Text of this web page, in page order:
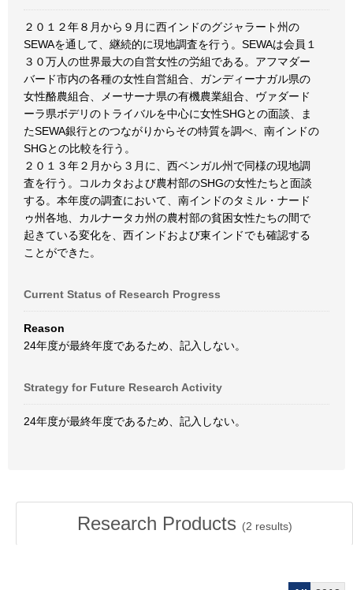
２０１２年８月から９月に西インドのグジャラート州の
SEWAを通して、継続的に現地調査を行う。SEWAは会員１
３０万人の世界最大の自営女性の労組である。アフマダー
バード市内の各種の女性自営組合、ガンディーナガル県の
女性酪農組合、メーサーナ県の有機農業組合、ヴァダード
ーラ県ボデリのトライバルを中心に女性SHGとの面談、ま
たSEWA銀行とのつながりからその特質を調べ、南インドの
SHGとの比較を行う。
２０１３年２月から３月に、西ベンガル州で同様の現地調
査を行う。コルカタおよび農村部のSHGの女性たちと面談
する。本年度の調査において、南インドのタミル・ナード
ゥ州各地、カルナータカ州の農村部の貧困女性たちの間で
起きている変化を、西インドおよび東インドでも確認する
ことができた。
Current Status of Research Progress
Reason
24年度が最終年度であるため、記入しない。
Strategy for Future Research Activity
24年度が最終年度であるため、記入しない。
Research Products (2 results)